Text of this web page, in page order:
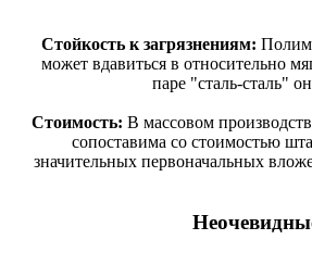
Стойкость к загрязнениям:
может вдавиться в относительно
паре "сталь-сталь"
Стоимость: В массовом
сопоставима со стоимостью
значительных первоначальных